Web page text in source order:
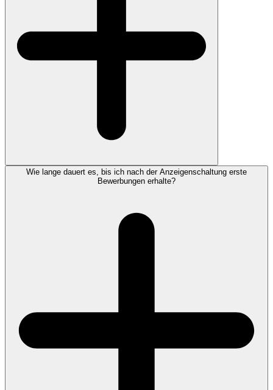
Wie lange dauert es, bis ich nach der Anzeigenschaltung erste
Bewerbungen erhalte?